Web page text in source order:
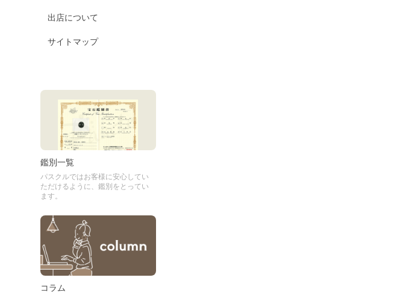
出店について
サイトマップ
鑑別一覧
パスクルではお客様に安心してい
ただけるように、鑑別をとってい
ます。
コラム